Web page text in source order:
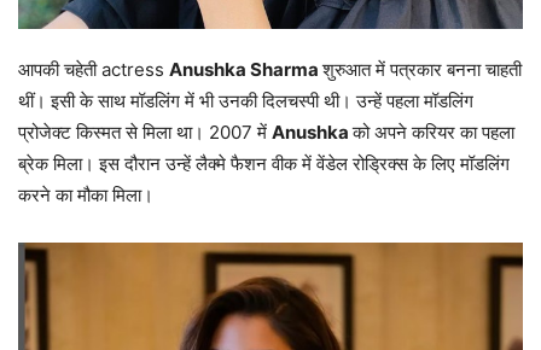
आपकी चहेती actress Anushka Sharmaशुरुआत में पत्रकार बनना चाहती
थीं। इसी के साथ मॉडलिंग में भी उनकी दिलचस्पी थी। उन्हें पहला मॉडलिंग
प्रोजेक्ट किस्मत से मिला था। 2007 में Anushkaको अपने करियर का पहला
ब्रेक मिला। इस दौरान उन्हें लैक्मे फैशन वीक में वेंडेल रोड्रिक्स के लिए मॉडलिंग
करने का मौका मिला।